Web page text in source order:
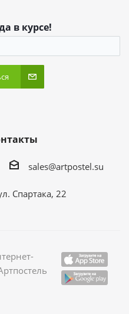
в курсе!
sales@artpostel.su
Спартака, 22